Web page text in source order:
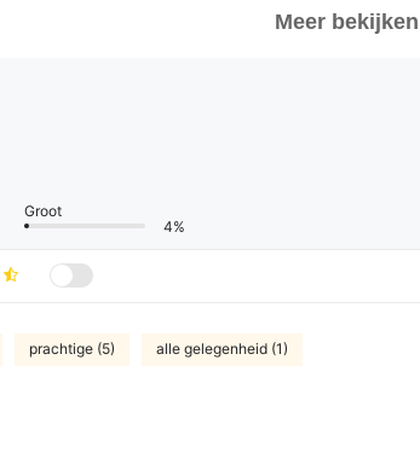
Meer bekijken
Groot
4%
prachtige (5) alle gelegenheid (1)